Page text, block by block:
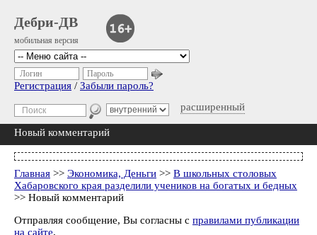
Дебри-ДВ
мобильная версия
расширенный
Логин Пароль
Регистрация / Забыли пароль?
Новый комментарий
Главная >> Экономика, Деньги >> В школьных столовых
Хабаровского края разделили учеников на богатых и бедных
>> Новый комментарий
Отправляя сообщение, Вы согласны с правилами публикации
на сайте.